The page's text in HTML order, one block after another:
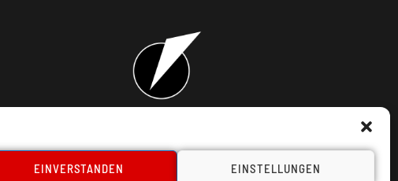
EINVERSTANDEN EINSTELLUNGEN
Kontakt